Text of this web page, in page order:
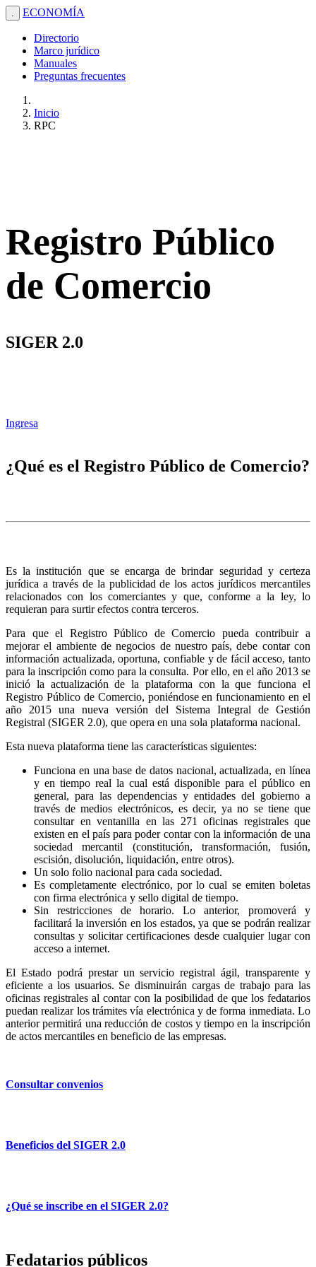
. ECONOMÍA
Directorio
Marco jurídico
Manuales
Preguntas frecuentes
Inicio
RPC
Registro Público
de Comercio
SIGER 2.0
Ingresa
¿Qué es el Registro Público de Comercio?
Es la institución que se encarga de brindar seguridad y certeza
jurídica a través de la publicidad de los actos jurídicos mercantiles
relacionados con los comerciantes y que, conforme a la ley, lo
requieran para surtir efectos contra terceros.
Para que el Registro Público de Comercio pueda contribuir a
mejorar el ambiente de negocios de nuestro país, debe contar con
información actualizada, oportuna, confiable y de fácil acceso, tanto
para la inscripción como para la consulta. Por ello, en el año 2013 se
inició la actualización de la plataforma con la que funciona el
Registro Público de Comercio, poniéndose en funcionamiento en el
año 2015 una nueva versión del Sistema Integral de Gestión
Registral (SIGER 2.0), que opera en una sola plataforma nacional.
Esta nueva plataforma tiene las características siguientes:
Funciona en una base de datos nacional, actualizada, en línea
y en tiempo real la cual está disponible para el público en
general, para las dependencias y entidades del gobierno a
través de medios electrónicos, es decir, ya no se tiene que
consultar en ventanilla en las 271 oficinas registrales que
existen en el país para poder contar con la información de una
sociedad mercantil (constitución, transformación, fusión,
escisión, disolución, liquidación, entre otros).
Un solo folio nacional para cada sociedad.
Es completamente electrónico, por lo cual se emiten boletas
con firma electrónica y sello digital de tiempo.
Sin restricciones de horario. Lo anterior, promoverá y
facilitará la inversión en los estados, ya que se podrán realizar
consultas y solicitar certificaciones desde cualquier lugar con
acceso a internet.
El Estado podrá prestar un servicio registral ágil, transparente y
eficiente a los usuarios. Se disminuirán cargas de trabajo para las
oficinas registrales al contar con la posibilidad de que los fedatarios
puedan realizar los trámites vía electrónica y de forma inmediata. Lo
anterior permitirá una reducción de costos y tiempo en la inscripción
de actos mercantiles en beneficio de las empresas.
Consultar convenios
Beneficios del SIGER 2.0
¿Qué se inscribe en el SIGER 2.0?
Fedatarios públicos